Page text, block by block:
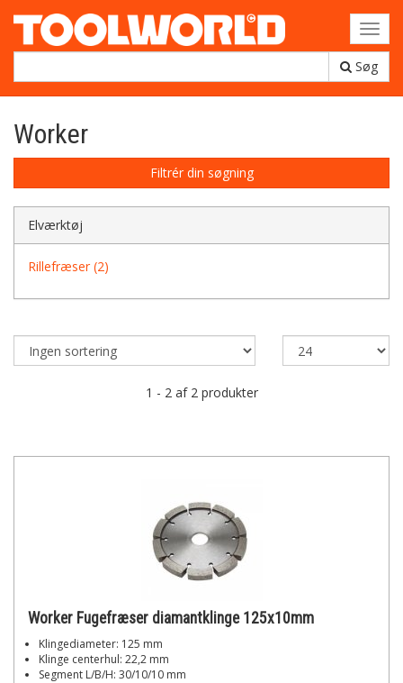
Søg
Worker
Filtrér din søgning
Elværktøj
Rillefræser (2)
1 - 2 af 2 produkter
Worker Fugefræser diamantklinge 125x10mm
Klingediameter: 125 mm
Klinge centerhul: 22,2 mm
Segment L/B/H: 30/10/10 mm